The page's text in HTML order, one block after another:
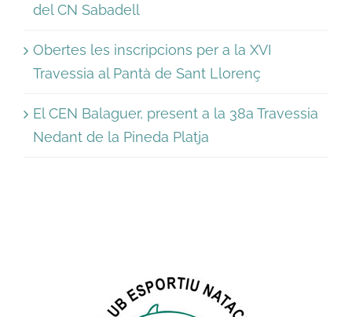
del CN Sabadell
Obertes les inscripcions per a la XVI
Travessia al Pantà de Sant Llorenç
El CEN Balaguer, present a la 38a Travessia
Nedant de la Pineda Platja